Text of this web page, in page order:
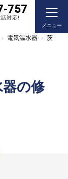
757
対応!
メニュー
電気温水器 茨
の修